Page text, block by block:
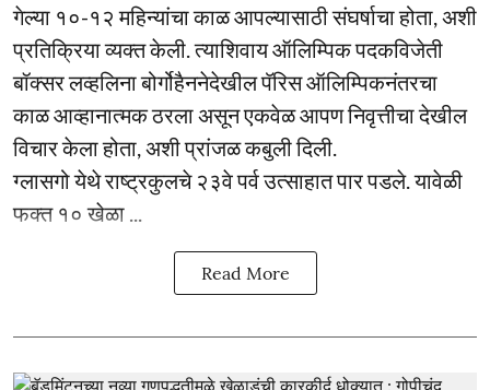
गेल्या १०-१२ महिन्यांचा काळ आपल्यासाठी संघर्षाचा होता, अशी
प्रतिक्रिया व्यक्त केली. त्याशिवाय ऑलिम्पिक पदकविजेती
बॉक्सर लव्हलिना बोर्गोहैननेदेखील पॅरिस ऑलिम्पिकनंतरचा
काळ आव्हानात्मक ठरला असून एकवेळ आपण निवृत्तीचा देखील
विचार केला होता, अशी प्रांजळ कबुली दिली.
ग्लासगो येथे राष्ट्रकुलचे २३वे पर्व उत्साहात पार पडले. यावेळी
फक्त १० खेळा ...
Read More